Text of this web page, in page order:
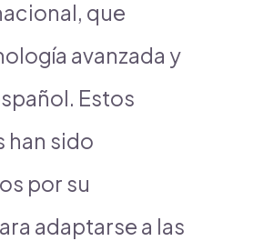
que
avanzada y
Estos
han sido
por su
adaptarse a las